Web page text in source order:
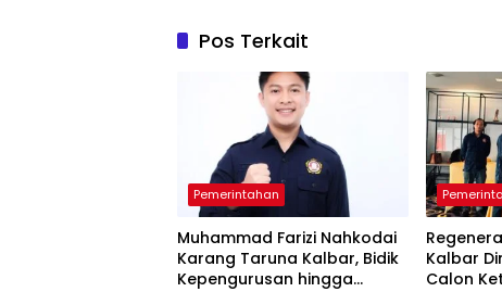
Pos Terkait
Pemerintahan
Muhammad Farizi Nahkodai
Karang Taruna Kalbar, Bidik
Kepengurusan hingga
Kalbar
Calon